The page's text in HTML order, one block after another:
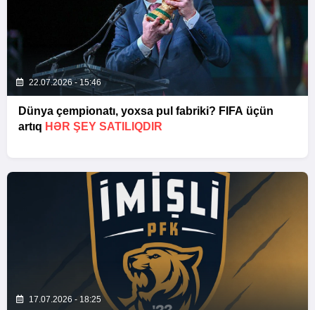
22.07.2026 - 15:46
Dünya çempionatı, yoxsa pul fabriki? FIFA üçün
artıq HƏR ŞEY SATILIQDIR
17.07.2026 - 18:25